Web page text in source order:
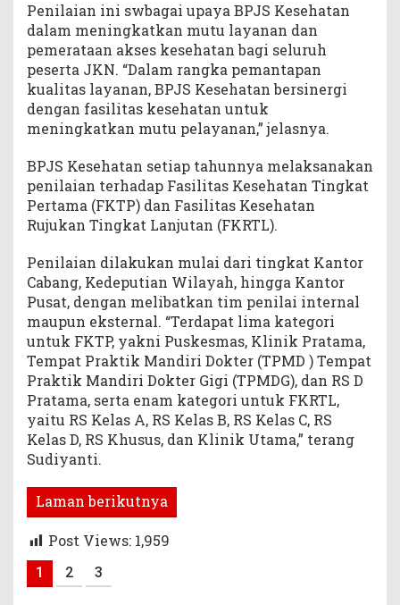
Penilaian ini swbagai upaya BPJS Kesehatan
dalam meningkatkan mutu layanan dan
pemerataan akses kesehatan bagi seluruh
peserta JKN. “Dalam rangka pemantapan
kualitas layanan, BPJS Kesehatan bersinergi
dengan fasilitas kesehatan untuk
meningkatkan mutu pelayanan,” jelasnya.
BPJS Kesehatan setiap tahunnya melaksanakan
penilaian terhadap Fasilitas Kesehatan Tingkat
Pertama (FKTP) dan Fasilitas Kesehatan
Rujukan Tingkat Lanjutan (FKRTL).
Penilaian dilakukan mulai dari tingkat Kantor
Cabang, Kedeputian Wilayah, hingga Kantor
Pusat, dengan melibatkan tim penilai internal
maupun eksternal. “Terdapat lima kategori
untuk FKTP, yakni Puskesmas, Klinik Pratama,
Tempat Praktik Mandiri Dokter (TPMD ) Tempat
Praktik Mandiri Dokter Gigi (TPMDG), dan RS D
Pratama, serta enam kategori untuk FKRTL,
yaitu RS Kelas A, RS Kelas B, RS Kelas C, RS
Kelas D, RS Khusus, dan Klinik Utama,” terang
Sudiyanti.
Laman berikutnya
Post Views: 1,959
1 2 3